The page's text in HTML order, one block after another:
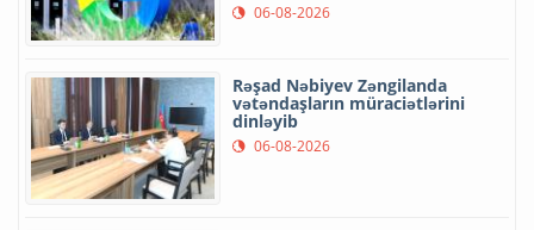
06-08-2026
Rəşad Nəbiyev Zəngilanda
vətəndaşların müraciətlərini
dinləyib
06-08-2026